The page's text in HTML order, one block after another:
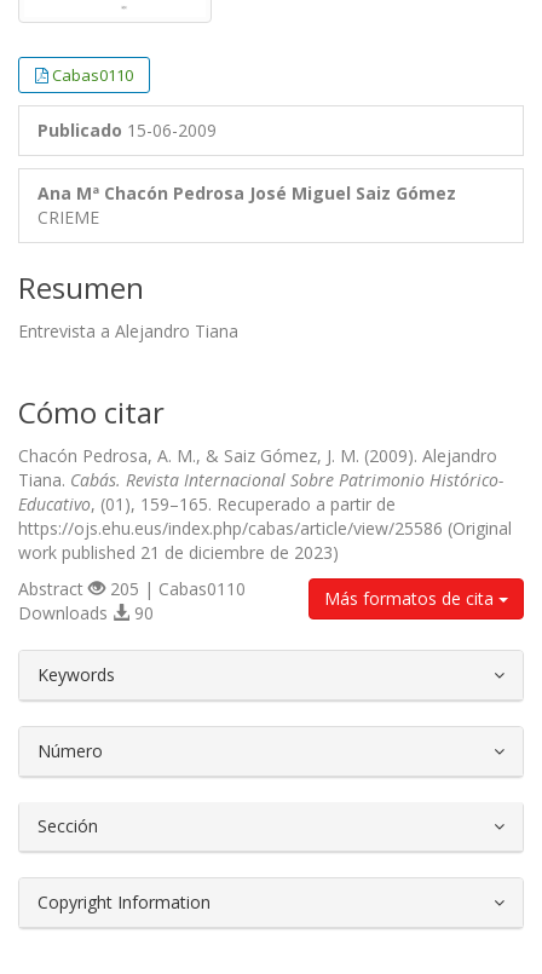
Cabas0110
Publicado 15-06-2009
Ana Mª Chacón Pedrosa José Miguel Saiz Gómez
CRIEME
Resumen
Entrevista a Alejandro Tiana
Cómo citar
Chacón Pedrosa, A. M., & Saiz Gómez, J. M. (2009). Alejandro
Tiana. Cabás. Revista Internacional Sobre Patrimonio Histórico-
Educativo, (01), 159–165. Recuperado a partir de
https://ojs.ehu.eus/index.php/cabas/article/view/25586 (Original
work published 21 de diciembre de 2023)
Más formatos de cita
Abstract
205 | Cabas0110
Downloads
90
Keywords
Número
Sección
Copyright Information